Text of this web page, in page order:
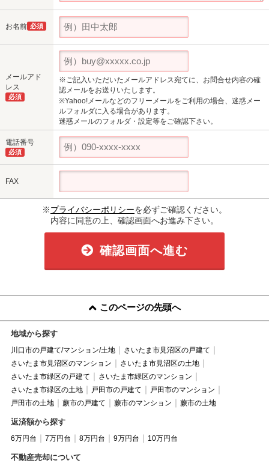
お名前 必須
メールアド
レス
必須
※ご記入いただいたメールアドレス宛てに、お問合せ内容の確
認メールをお送りいたします。
※Yahoo!メールなどのフリーメールをご利用の場合、迷惑メー
ルフォルダに入る場合があります。
迷惑メールのフォルダ・設定等をご確認下さい。
電話番号
必須
FAX
※プライバシーポリシーを必ずご確認ください。
内容に同意の上、確認画面へお進み下さい。
確認画面へ進む
このページの先頭へ
地域から探す
川口市の戸建て/マンション/土地
さいたま市見沼区の戸建て
さいたま市見沼区のマンション
さいたま市見沼区の土地
さいたま市緑区の戸建て
さいたま市緑区のマンション
さいたま市緑区の土地
戸田市の戸建て
戸田市のマンション
戸田市の土地
蕨市の戸建て 蕨市のマンション 蕨市の土地
返済額から探す
6万円台 7万円台 8万円台 9万円台 10万円台
不動産売却について